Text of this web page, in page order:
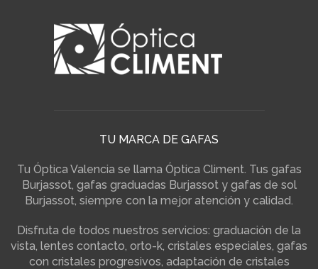
TU MARCA DE GAFAS
Tu Óptica Valencia se llama Óptica Climent. Tus gafas
Burjassot, gafas graduadas Burjassot y gafas de sol
Burjassot, siempre con la mejor atención y calidad.
Disfruta de todos nuestros servicios: graduación de la
vista, lentes contacto, orto-k, cristales especiales, gafas
con cristales progresivos, adaptación de cristales